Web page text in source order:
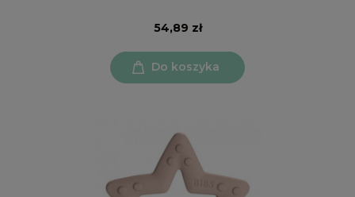
54,89 zł
Do koszyka